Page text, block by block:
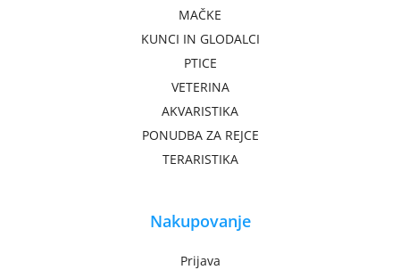
MAČKE
KUNCI IN GLODALCI
PTICE
VETERINA
AKVARISTIKA
PONUDBA ZA REJCE
TERARISTIKA
Nakupovanje
Prijava